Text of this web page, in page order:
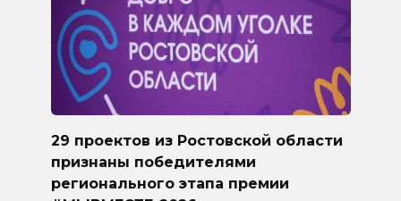
29 проектов из Ростовской области
признаны победителями
регионального этапа премии